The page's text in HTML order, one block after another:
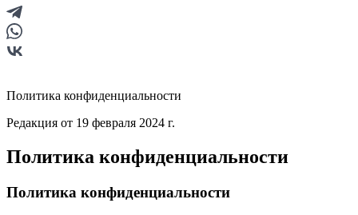
Политика конфиденциальности
Редакция от 19 февраля 2024 г.
Политика конфиденциальности
Политика конфиденциальности